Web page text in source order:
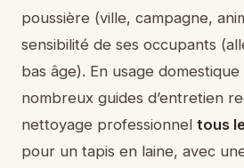
poussière (ville, campagne,
sensibilité de ses occupants
bas âge). En usage
nombreux guides d’entretien
nettoyage professionnel tous
pour un tapis en laine, avec